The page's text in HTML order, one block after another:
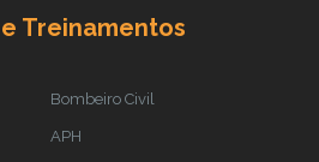
Treinamentos
Bombeiro Civil
APH